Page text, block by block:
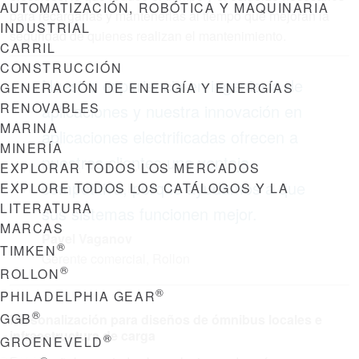
AUTOMATIZACIÓN, ROBÓTICA Y MAQUINARIA
INDUSTRIAL
CARRIL
CONSTRUCCIÓN
GENERACIÓN DE ENERGÍA Y ENERGÍAS
RENOVABLES
MARINA
MINERÍA
EXPLORAR TODOS LOS MERCADOS
EXPLORE TODOS LOS CATÁLOGOS Y LA
LITERATURA
MARCAS
TIMKEN®
ROLLON®
PHILADELPHIA GEAR®
GGB®
GROENEVELD®
para recargarlas y mantenerlas al tiempo que mejoran la
seguridad de quienes realizan el mantenimiento.
Nuestra experiencia en ingeniería de
aplicaciones y nuestra innovación en
aplicaciones electrificadas ofrecen a
nuestros clientes una ventaja
competitiva, porque ayudamos a que
sus sistemas funcionen mejor.
Pavel Vaganov
Gerente comercial, Rollon
Personalización para diseños de ómnibus locales e
infraestructura de carga